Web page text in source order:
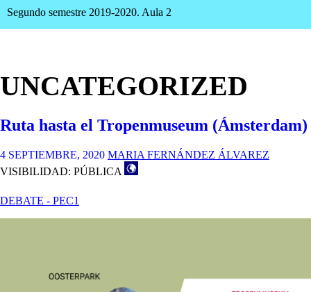
Segundo semestre 2019-2020. Aula 2
UNCATEGORIZED
Ruta hasta el Tropenmuseum (Ámsterdam)
4 SEPTIEMBRE, 2020 MARIA FERNÁNDEZ ÁLVAREZ
VISIBILIDAD: PÚBLICA
DEBATE - PEC1